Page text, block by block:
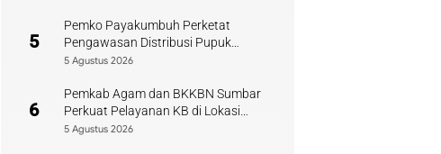
5
Pemko Payakumbuh Perketat
Pengawasan Distribusi Pupuk
Bersubsidi bagi Petani Lokal
5 Agustus 2026
6
Pemkab Agam dan BKKBN Sumbar
Perkuat Pelayanan KB di Lokasi
Bencana
5 Agustus 2026